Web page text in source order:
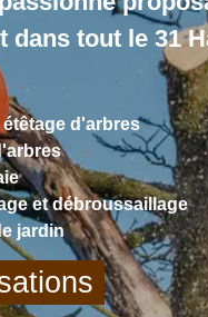
dans tout le 31
étêtage d'arbres
et débroussaillage
jardin